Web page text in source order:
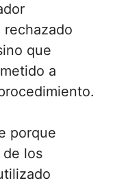
rechazado
que
a
porque
los